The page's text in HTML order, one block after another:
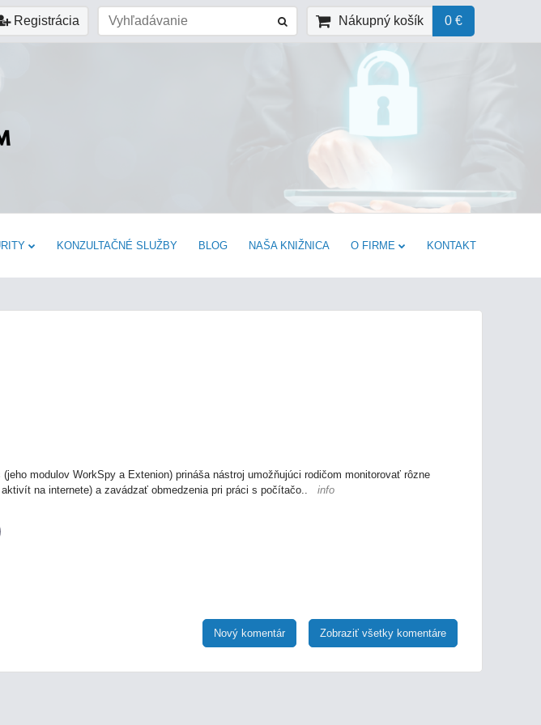
Registrácia Nákupný košík 0 €
KONZULTAČNÉ SLUŽBY BLOG NAŠA KNIŽNICA O FIRME KONTAKT
modulov WorkSpy a Extenion) prináša nástroj umožňujúci rodičom monitorovať rôzne
na internete) a zavádzať obmedzenia pri práci s počítačo.. info
Zobraziť všetky komentáre
Nový komentár